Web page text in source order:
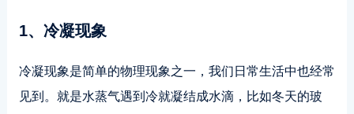
1、冷凝现象
冷凝现象是简单的物理现象之一，我们日常生活中也经常
见到。就是水蒸气遇到冷就凝结成水滴，比如冬天的玻